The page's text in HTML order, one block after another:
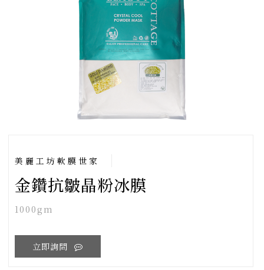
美麗工坊軟膜世家
金鑽抗皺晶粉冰膜
1000gm
立即詢問